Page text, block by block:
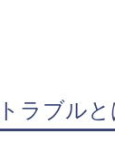
ラブルと